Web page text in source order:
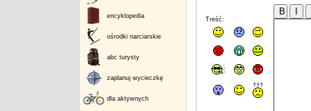
encyklopedia
ośrodki narciarskie
abc turysty
zaplanuj wycieczkę
dla aktywnych
Treść: